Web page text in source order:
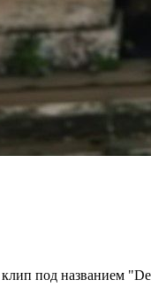
под названием